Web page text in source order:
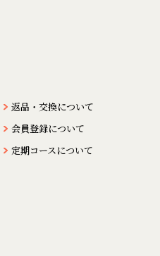
返品・交換について
会員登録について
定期コースについて